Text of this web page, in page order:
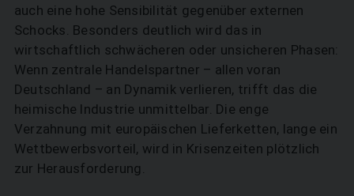
auch eine hohe Sensibilität gegenüber externen
Schocks. Besonders deutlich wird das in
wirtschaftlich schwächeren oder unsicheren Phasen:
Wenn zentrale Handelspartner – allen voran
Deutschland – an Dynamik verlieren, trifft das die
heimische Industrie unmittelbar. Die enge
Verzahnung mit europäischen Lieferketten, lange ein
Wettbewerbsvorteil, wird in Krisenzeiten plötzlich
zur Herausforderung.